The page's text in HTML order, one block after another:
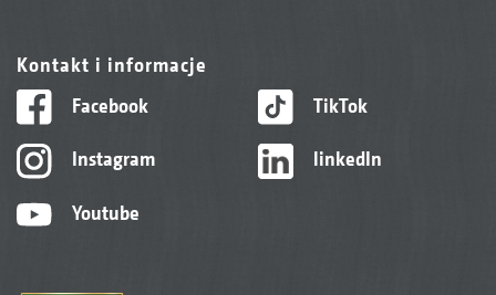
Kontakt i informacje
Facebook
Instagram
Youtube
TikTok
linkedIn